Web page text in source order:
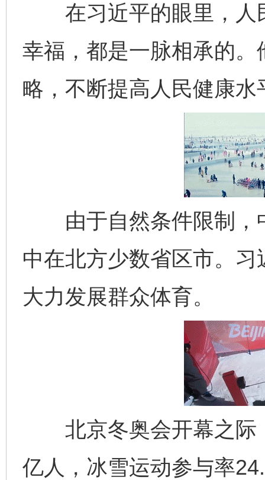
在习近平的眼里，人
幸福，都是一脉相承的。
略，不断提高人民健康水
由于自然条件限制，
中在北方少数省区市。
大力发展群众体育。
北京冬奥会开幕之际
亿人，冰雪运动参与率